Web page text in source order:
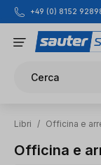
Passa al+49 (0) 8152
Cerca
Libri / Officina e
Officina e